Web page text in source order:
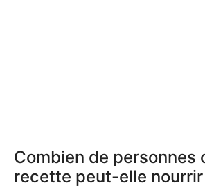
Combien de personnes
recette peut-elle nourrir